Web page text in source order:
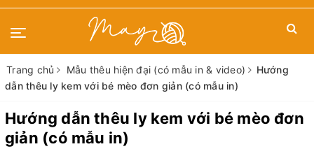
Trang chủ Mẫu thêu hiện đại (có mẫu in & video)
Hướng
dẫn thêu ly kem với bé mèo đơn giản (có mẫu in)
Hướng dẫn thêu ly kem với bé mèo đơn
giản (có mẫu in)